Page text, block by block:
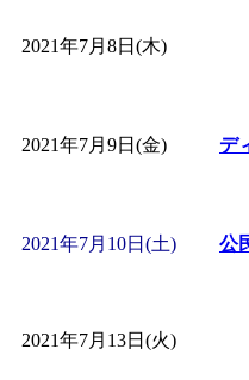
de 健康
「皆鶴
」 受
「みな
de 健康
2021年7月8日(木)
2021年7月9日(金)
デ
2021年7月10日(土)
公
2021年7月13日(火)